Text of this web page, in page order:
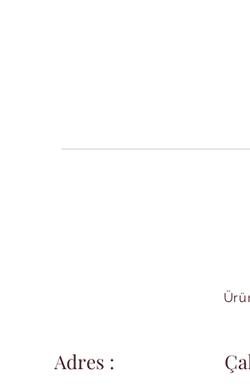
Adres :